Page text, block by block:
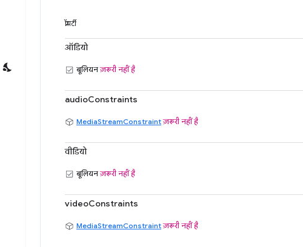
प्रॉपर्टी
ऑडियो
बूलियनज़रूरी नहीं है
audioConstraints
MediaStreamConstraint ज़रूरी नहीं है
वीडियो
बूलियनज़रूरी नहीं है
videoConstraints
MediaStreamConstraint ज़रूरी नहीं है